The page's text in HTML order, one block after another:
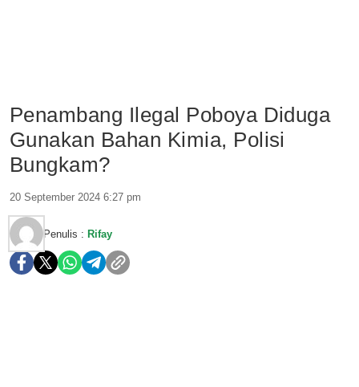
Penambang Ilegal Poboya Diduga
Gunakan Bahan Kimia, Polisi
Bungkam?
20 September 2024 6:27 pm
Penulis : Rifay